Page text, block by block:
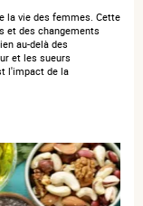
les bouffées
la vie des femmes. Cette
et des changements
au-delà des
et les sueurs
l'impact de la